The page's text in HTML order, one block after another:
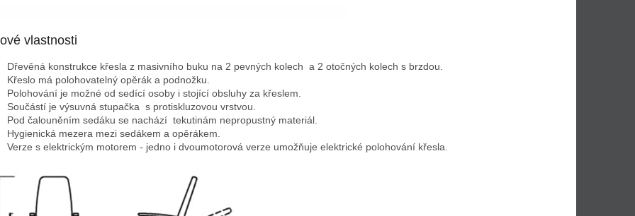
vlastnosti
Dřevěná konstrukce křesla z masivního buku na 2 pevných kolech a 2 otočných kolech s brzdou.
Křeslo má polohovatelný opěrák a podnožku.
Polohování je možné od sedící osoby i stojící obsluhy za křeslem.
Součástí je výsuvná stupačka s protiskluzovou vrstvou.
Pod čalouněním sedáku se nachází tekutinám nepropustný materiál.
Hygienická mezera mezi sedákem a opěrákem.
Verze s elektrickým motorem - jedno i dvoumotorová verze umožňuje elektrické polohování křesla.